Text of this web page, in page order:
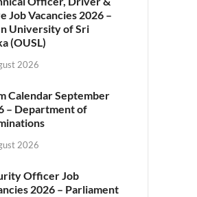
Job Vacancies 2026 –
University of Sri
(OUSL)
2026
Calendar September
– Department of
2026
Officer Job
2026 – Parliament